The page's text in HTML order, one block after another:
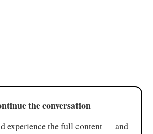
the conversation
experience the full content — and